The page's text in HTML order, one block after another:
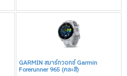
GARMIN สมาร์ทวอทช์ Garmin
Forerunner 965 (คละสี)